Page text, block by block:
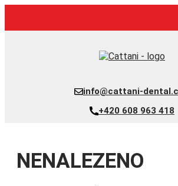
obsah
info@cattani-
+420 608 963 418
NENALEZENO